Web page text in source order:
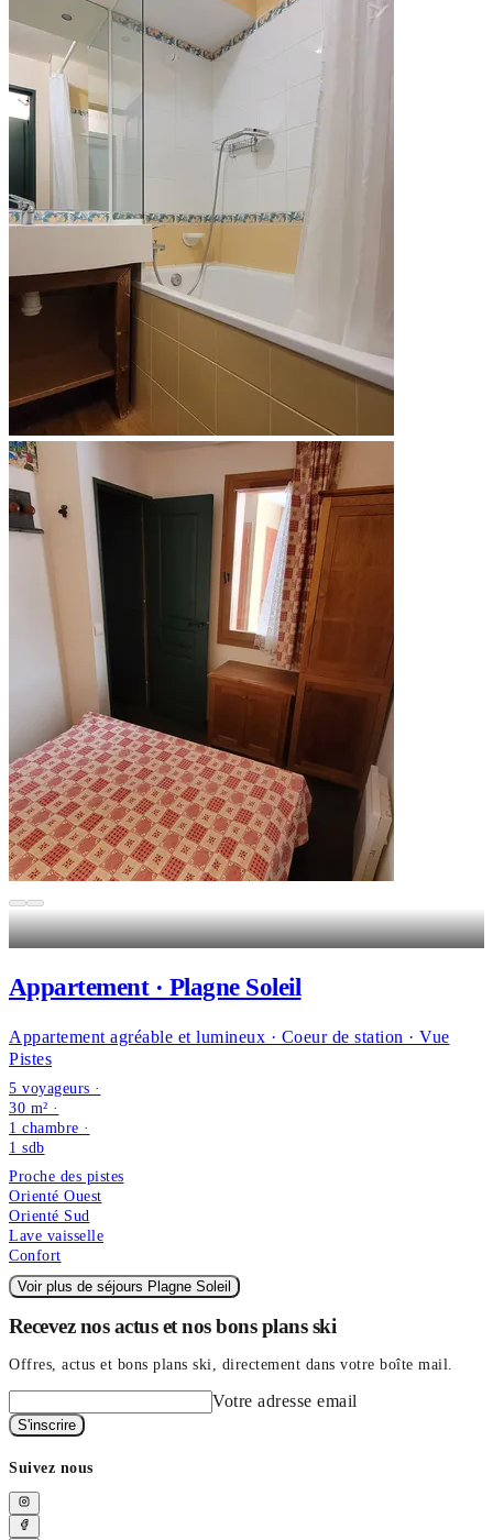
Appartement · Plagne Soleil
Appartement agréable et lumineux · Coeur de station · Vue
Pistes
5 voyageurs ·
30 m² ·
1 chambre ·
1sdb
Proche des pistes
Orienté Ouest
Orienté Sud
Lave vaisselle
Confort
Voir plus de séjours Plagne Soleil
Recevez nos actus et nos bons plans ski
Offres, actus et bons plans ski, directement dans votre boîte mail.
Votre adresse email
S'inscrire
Suivez nous